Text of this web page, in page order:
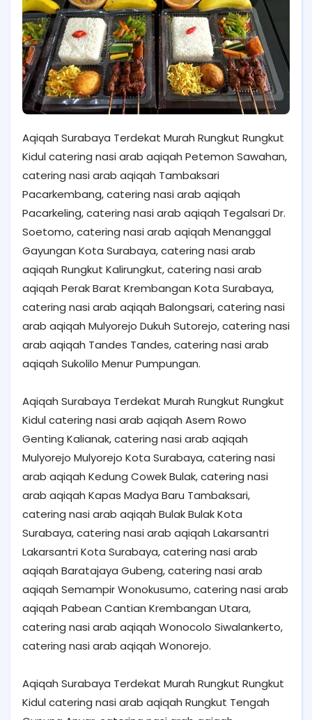
Aqiqah Surabaya Terdekat Murah Rungkut Rungkut
Kidul catering nasi arab aqiqah Petemon Sawahan,
catering nasi arab aqiqah Tambaksari
Pacarkembang, catering nasi arab aqiqah
Pacarkeling, catering nasi arab aqiqah Tegalsari Dr.
Soetomo, catering nasi arab aqiqah Menanggal
Gayungan Kota Surabaya, catering nasi arab
aqiqah Rungkut Kalirungkut, catering nasi arab
aqiqah Perak Barat Krembangan Kota Surabaya,
catering nasi arab aqiqah Balongsari, catering nasi
arab aqiqah Mulyorejo Dukuh Sutorejo, catering nasi
arab aqiqah Tandes Tandes, catering nasi arab
aqiqah Sukolilo Menur Pumpungan.
Aqiqah Surabaya Terdekat Murah Rungkut Rungkut
Kidul catering nasi arab aqiqah Asem Rowo
Genting Kalianak, catering nasi arab aqiqah
Mulyorejo Mulyorejo Kota Surabaya, catering nasi
arab aqiqah Kedung Cowek Bulak, catering nasi
arab aqiqah Kapas Madya Baru Tambaksari,
catering nasi arab aqiqah Bulak Bulak Kota
Surabaya, catering nasi arab aqiqah Lakarsantri
Lakarsantri Kota Surabaya, catering nasi arab
aqiqah Baratajaya Gubeng, catering nasi arab
aqiqah Semampir Wonokusumo, catering nasi arab
aqiqah Pabean Cantian Krembangan Utara,
catering nasi arab aqiqah Wonocolo Siwalankerto,
catering nasi arab aqiqah Wonorejo.
Aqiqah Surabaya Terdekat Murah Rungkut Rungkut
Kidul catering nasi arab aqiqah Rungkut Tengah